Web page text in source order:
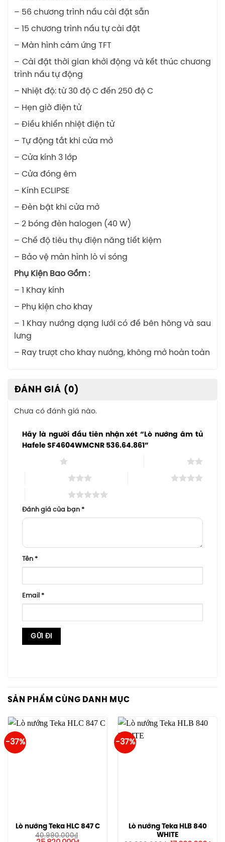
– 56 chương trình nấu cài đặt sẵn
– 15 chương trình nấu tự cài đặt
– Màn hình cảm ứng TFT
– Cài đặt thời gian khởi động và kết thúc chương
trình nấu tự động
– Nhiệt độ: từ 30 độ C đến 250 độ C
– Hẹn giờ điện tử
– Điều khiển nhiệt điện tử
– Tự động tắt khi cửa mở
– Cửa kính 3 lớp
– Cửa đóng êm
– Kính ECLIPSE
– Đèn bật khi cửa mở
– 2 bóng đèn halogen (40 W)
– Chế độ tiêu thụ điện năng tiết kiệm
– Bảo vệ màn hình lò vi sóng
Phụ Kiện Bao Gồm :
– 1 Khay kính
– Phụ kiện cho khay
– 1 Khay nướng dạng lưới có đế bên hông và sau
lưng
– Ray trượt cho khay nướng, không mở hoàn toàn
ĐÁNH GIÁ (0)
Chưa có đánh giá nào.
Hãy là người đầu tiên nhận xét “Lò nướng âm tủ
Hafele SF4604WMCNR 536.64.861”
Đánh giá của bạn *
Tên *
Email *
SẢN PHẨM CÙNG DANH MỤC
-37%
Lò nướng Teka HLC 847 C
40.990.000₫
-37%
Lò nướng Teka HLB 840
WHITE